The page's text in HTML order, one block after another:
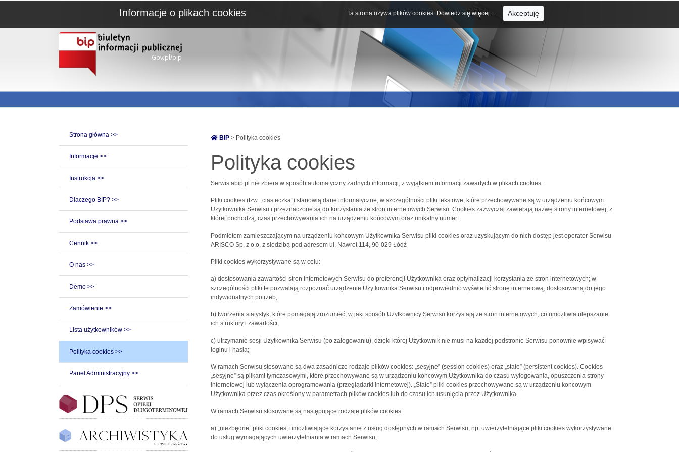
Strona główna >>
Informacje >>
Instrukcja >>
Dlaczego BIP? >>
Podstawa prawna >>
Cennik >>
O nas >>
Demo >>
Zamówienie >>
Lista użytkowników >>
Polityka cookies >>
Panel Administracyjny >>
BIP > Polityka cookies
Polityka cookies
Serwis abip.pl nie zbiera w sposób automatyczny żadnych informacji, z wyjątkiem informacji zawartych w plikach cookies.
Pliki cookies (tzw. „ciasteczka”) stanowią dane informatyczne, w szczególności pliki tekstowe, które przechowywane są w urządzeniu końcowym
Użytkownika Serwisu i przeznaczone są do korzystania ze stron internetowych Serwisu. Cookies zazwyczaj zawierają nazwę strony internetowej, z
której pochodzą, czas przechowywania ich na urządzeniu końcowym oraz unikalny numer.
Podmiotem zamieszczającym na urządzeniu końcowym Użytkownika Serwisu pliki cookies oraz uzyskującym do nich dostęp jest operator Serwisu
ARISCO Sp. z o.o. z siedzibą pod adresem ul. Nawrot 114, 90-029 Łódź
Pliki cookies wykorzystywane są w celu:
a) dostosowania zawartości stron internetowych Serwisu do preferencji Użytkownika oraz optymalizacji korzystania ze stron internetowych; w
szczególności pliki te pozwalają rozpoznać urządzenie Użytkownika Serwisu i odpowiednio wyświetlić stronę internetową, dostosowaną do jego
indywidualnych potrzeb;
b) tworzenia statystyk, które pomagają zrozumieć, w jaki sposób Użytkownicy Serwisu korzystają ze stron internetowych, co umożliwia ulepszanie
ich struktury i zawartości;
c) utrzymanie sesji Użytkownika Serwisu (po zalogowaniu), dzięki której Użytkownik nie musi na każdej podstronie Serwisu ponownie wpisywać
loginu i hasła;
W ramach Serwisu stosowane są dwa zasadnicze rodzaje plików cookies: „sesyjne” (session cookies) oraz „stałe” (persistent cookies). Cookies
„sesyjne” są plikami tymczasowymi, które przechowywane są w urządzeniu końcowym Użytkownika do czasu wylogowania, opuszczenia strony
internetowej lub wyłączenia oprogramowania (przeglądarki internetowej). „Stałe” pliki cookies przechowywane są w urządzeniu końcowym
Użytkownika przez czas określony w parametrach plików cookies lub do czasu ich usunięcia przez Użytkownika.
W ramach Serwisu stosowane są następujące rodzaje plików cookies:
a) „niezbędne” pliki cookies, umożliwiające korzystanie z usług dostępnych w ramach Serwisu, np. uwierzytelniające pliki cookies wykorzystywane
do usług wymagających uwierzytelniania w ramach Serwisu;
Informacje o plikach cookies Ta strona używa plików cookies. Dowiedz się więcej... Akceptuję